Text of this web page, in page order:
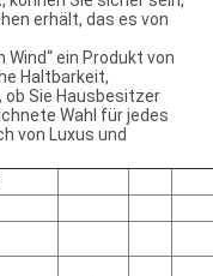
erhält, das es von
ein Produkt von
Haltbarkeit,
Sie Hausbesitzer
Wahl für jedes
von Luxus und